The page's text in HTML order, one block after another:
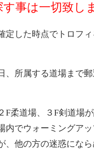
す事は一切致し
定した時点でトロフ
、所属する道場まで
柔道場、３F剣道場
内でウォーミングアッ
、他の方の迷惑にな